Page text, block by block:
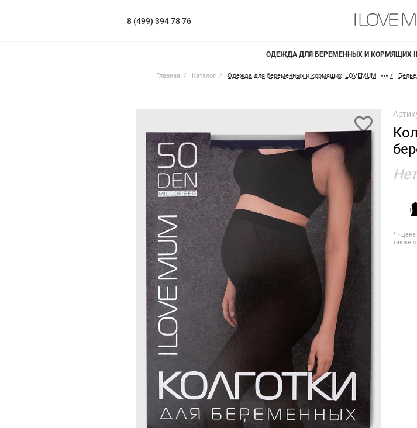
8 (499) 394 78 76
ОДЕЖДА ДЛЯ БЕРЕМЕННЫХ И КОРМЯЩИХ
Главная Каталог Одежда для беременных и кормящих ILOVEMUM
* -
также